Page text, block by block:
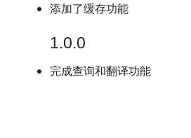
添加了缓存功能
1.0.0
完成查询和翻译功能